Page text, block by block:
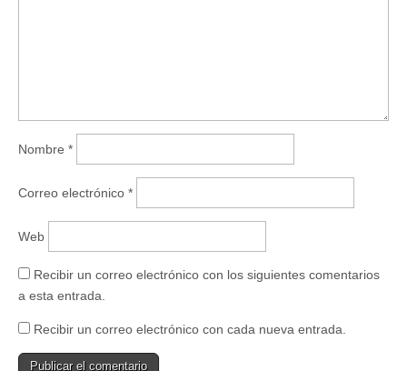
Nombre *
Correo electrónico *
Web
Recibir un correo electrónico con los siguientes comentarios
a esta entrada.
Recibir un correo electrónico con cada nueva entrada.